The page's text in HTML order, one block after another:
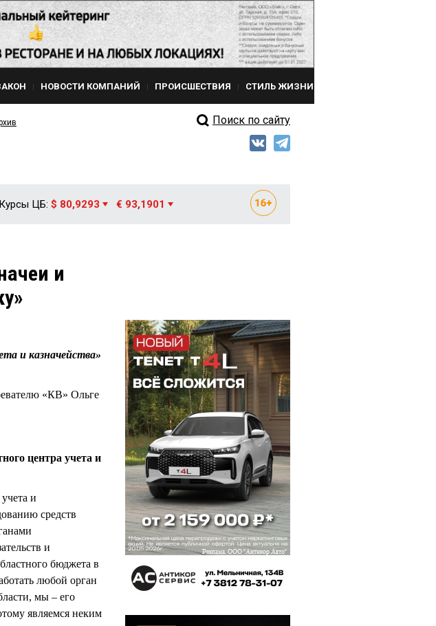
НОВОСТИ КОМПАНИЙ ПРОИСШЕСТВИЯ СТИЛЬ ЖИЗНИ
Поиск по сайту
Курсы ЦБ: $ 80,9293 € 93,1901
и
и казначейства»
«КВ» Ольге
центра учета и
и
средств
и
бюджета в
любой орган
мы – его
являемся неким